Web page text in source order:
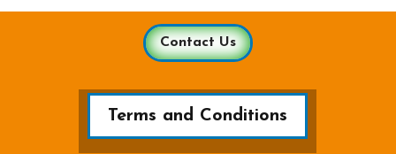
Contact Us
Terms and Conditions